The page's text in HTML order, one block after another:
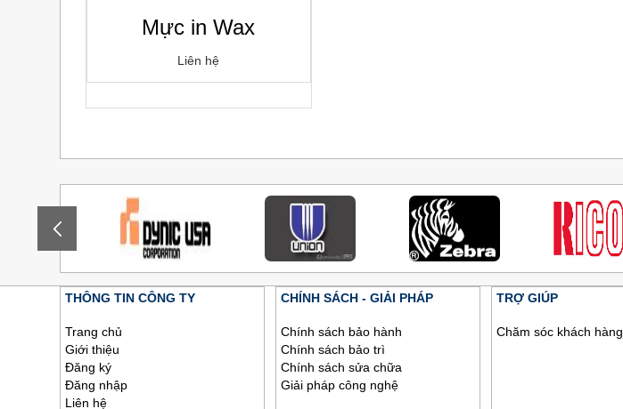
Mực in Wax
Liên hệ
THÔNG TIN CÔNG TY
Trang chủ
Giới thiệu
Đăng ký
Đăng nhập
Liên hệ
CHÍNH SÁCH - GIẢI PHÁP
Chính sách bảo hành
Chính sách bảo trì
Chính sách sửa chữa
Giải pháp công nghệ
TRỢ GIÚP
Chăm sóc khách hàng